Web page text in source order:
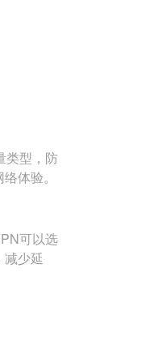
类型，防
体验。
可以选
少延